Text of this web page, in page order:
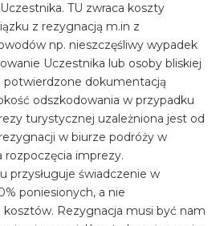
TU zwraca koszty
z rezygnacją m.in z
np. nieszczęśliwy wypadek
Uczestnika lub osoby bliskiej
potwierdzone dokumentacją
odszkodowania w przypadku
turystycznej uzależniona jest od
w biurze podróży w
rozpoczęcia imprezy.
przysługuje świadczenie w
poniesionych, a nie
Rezygnacja musi być nam